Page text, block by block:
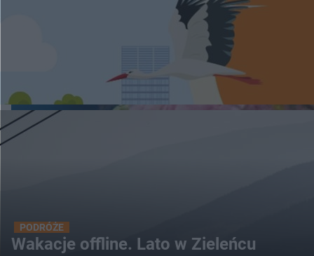
PODRÓŻE
Wakacje offline. Lato w Zieleńcu